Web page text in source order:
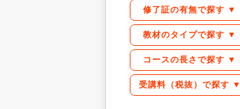
修了証の有無で探す ▼
教材のタイプで探す ▼
コースの長さで探す ▼
受講料（税抜）で探す ▼